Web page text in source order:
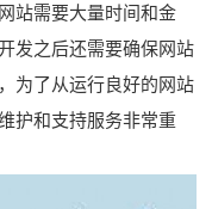
站需要大量时间和金
发之后还需要确保网站
为了从运行良好的网站
护和支持服务非常重